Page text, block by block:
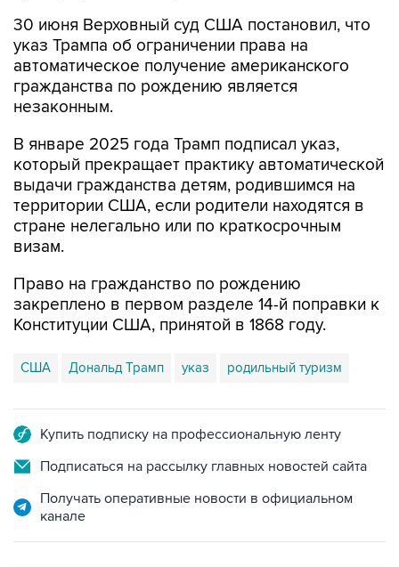
30 июня Верховный суд США постановил, что
указ Трампа об ограничении права на
автоматическое получение американского
гражданства по рождению является
незаконным.
В январе 2025 года Трамп подписал указ,
который прекращает практику автоматической
выдачи гражданства детям, родившимся на
территории США, если родители находятся в
стране нелегально или по краткосрочным
визам.
Право на гражданство по рождению
закреплено в первом разделе 14-й поправки к
Конституции США, принятой в 1868 году.
США Дональд Трамп указ родильный туризм
Купить подписку на профессиональную ленту
Подписаться на рассылку главных новостей сайта
Получать оперативные новости в официальном
канале